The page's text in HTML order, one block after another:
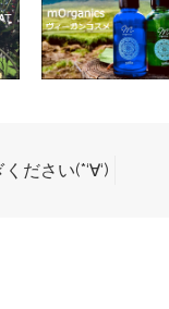
ださい(*‘∀‘)